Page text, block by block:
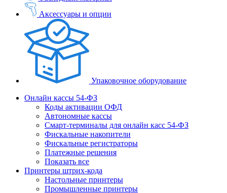
Аксессуары и опции
Упаковочное оборудование
Онлайн кассы 54-ФЗ
Коды активации ОФД
Автономные кассы
Смарт-терминалы для онлайн касс 54-ФЗ
Фискальные накопители
Фискальные регистраторы
Платежные решения
Показать все
Принтеры штрих-кода
Настольные принтеры
Промышленные принтеры